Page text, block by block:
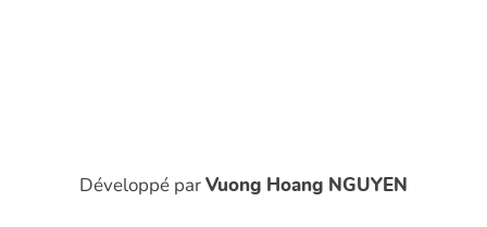
Développé parVuong Hoang NGUYEN